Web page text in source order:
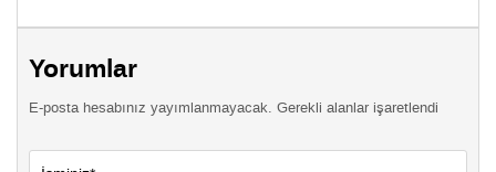
Yorumlar
E-posta hesabınız yayımlanmayacak. Gerekli alanlar işaretlendi